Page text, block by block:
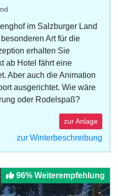
im Salzburger Land
Art für die
erhalten Sie
ab Hotel fährt eine
Aber auch die Animation
ausgerichtet. Wie wäre
oder Rodelspaß?
zur Anlage
zur Winterbeschreibung
96% Weiterempfehlung